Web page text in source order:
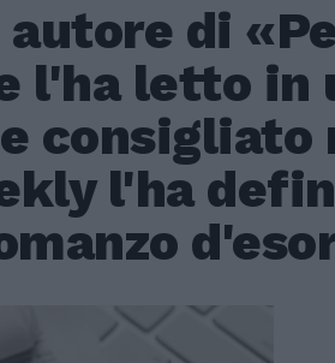
di
l'ha letto in
consigliato
l'ha